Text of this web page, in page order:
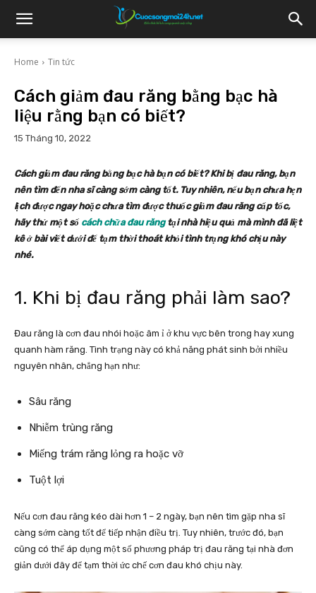
Home Tin tức
Cách giảm đau răng bằng bạc hà
liệu rằng bạn có biết?
15 Tháng 10, 2022
Cách giảm đau răng bằng bạc hà bạn có biết?Khi bị đau răng, bạn
nên tìm đến nha sĩ càng sớm càng tốt. Tuy nhiên, nếu bạn chưa hẹn
lịch được ngay hoặc chưa tìm được thuốc giảm đau răng cấp tốc,
hãy thử một số cách chữa đau răngtại nhà hiệu quả mà mình đã liệt
kê ở bài viết dưới để tạm thời thoát khỏi tình trạng khó chịu này
nhé.
1. Khi bị đau răng phải làm sao?
Đau răng là cơn đau nhói hoặc âm ỉ ở khu vực bên trong hay xung
quanh hàm răng. Tình trạng này có khả năng phát sinh bởi nhiều
nguyên nhân, chẳng hạn như:
Sâu răng
Nhiễm trùng răng
Miếng trám răng lỏng ra hoặc vỡ
Tuột lợi
Nếu cơn đau răng kéo dài hơn 1 – 2 ngày, bạn nên tìm gặp nha sĩ
càng sớm càng tốt để tiếp nhận điều trị. Tuy nhiên, trước đó, bạn
cũng có thể áp dụng một số phương pháp trị đau răng tại nhà đơn
giản dưới đây để tạm thời ức chế cơn đau khó chịu này.